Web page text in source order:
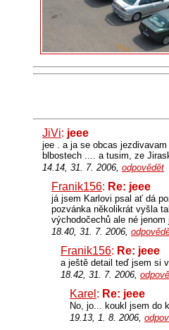
JiVi: jeee
jee . a ja se obcas
blbostech .... a tusim, ze
14.14, 31. 7. 2006, odpovědět
Franik156: Re: jeee
já jsem Karlovi psal ať dá
pozvánka několikrát vyšla
východočechů ale né jenom
18.40, 31. 7. 2006,
Franik156: Re: jeee
a ještě detail teď jsem si
18.42, 31. 7. 2006,
Karel : Re: jeee
No, jo... koukl jsem do
19.13, 1. 8. 2006,